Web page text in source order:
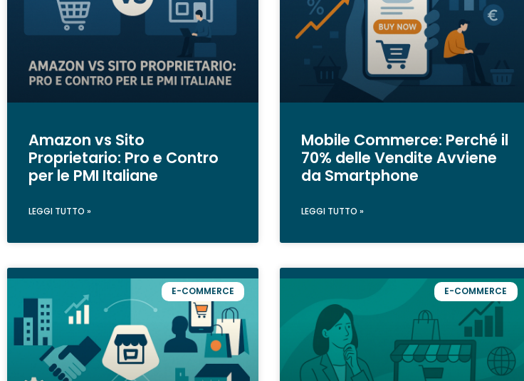
Amazon vs Sito
Proprietario: Pro e Contro
per le PMI Italiane
LEGGI TUTTO »
Mobile Commerce: Perché il
70% delle Vendite Avviene
da Smartphone
LEGGI TUTTO »
E-COMMERCE E-COMMERCE